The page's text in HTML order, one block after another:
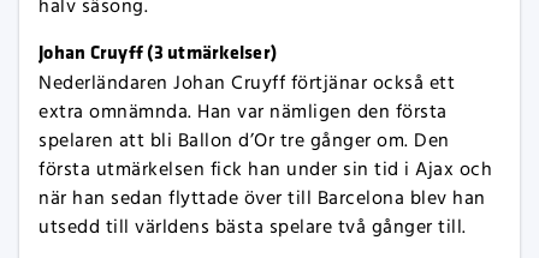
halv säsong.
Johan Cruyff (3 utmärkelser)
Nederländaren Johan Cruyff förtjänar också ett
extra omnämnda. Han var nämligen den första
spelaren att bli Ballon d’Or tre gånger om. Den
första utmärkelsen fick han under sin tid i Ajax och
när han sedan flyttade över till Barcelona blev han
utsedd till världens bästa spelare två gånger till.